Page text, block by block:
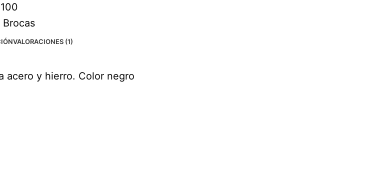
Brocas
VALORACIONES (1)
acero y hierro. Color negro